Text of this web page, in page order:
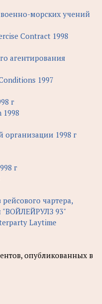
морских учений
Contract 1998
агентирования
1997
г
1998
1998 г
г
чартера,
"ВОЙЛЕЙРУЛЗ 93"
Laytime
опубликованных в